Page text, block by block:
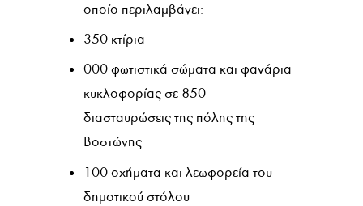
οποίο περιλαμβάνει:
350 κτίρια
000 φωτιστικά σώματα και φανάρια
κυκλοφορίας σε 850
διασταυρώσεις της πόλης της
Βοστώνης
100 οχήματα και λεωφορεία του
δημοτικού στόλου